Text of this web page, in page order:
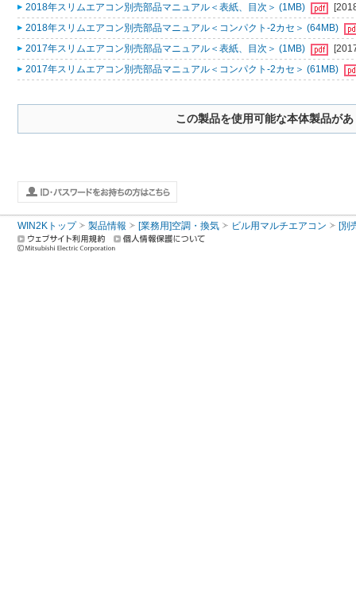
2018年スリムエアコン別売部品マニュアル＜表紙、目次＞ (1MB)
2018年スリムエアコン別売部品マニュアル＜コンパクト-2カセ＞ (64MB)
2017年スリムエアコン別売部品マニュアル＜表紙、目次＞ (1MB)
2017年スリムエアコン別売部品マニュアル＜コンパクト-2カセ＞ (61MB)
この製品を使用可能な本体製品が
WIN2Kトップ 製品情報 [業務用]空調・換気 ビル用マルチエアコン [別